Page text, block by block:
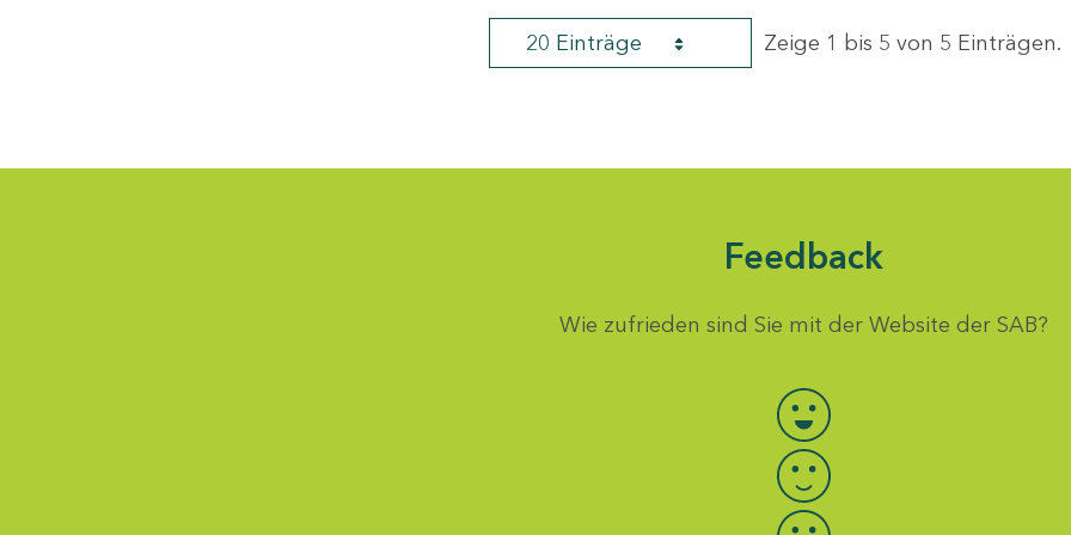
20 Einträge Zeige 1 bis 5 von 5 Einträgen.
Feedback
Wie zufrieden sind Sie mit der Website der SAB?
Bewertung auswählen